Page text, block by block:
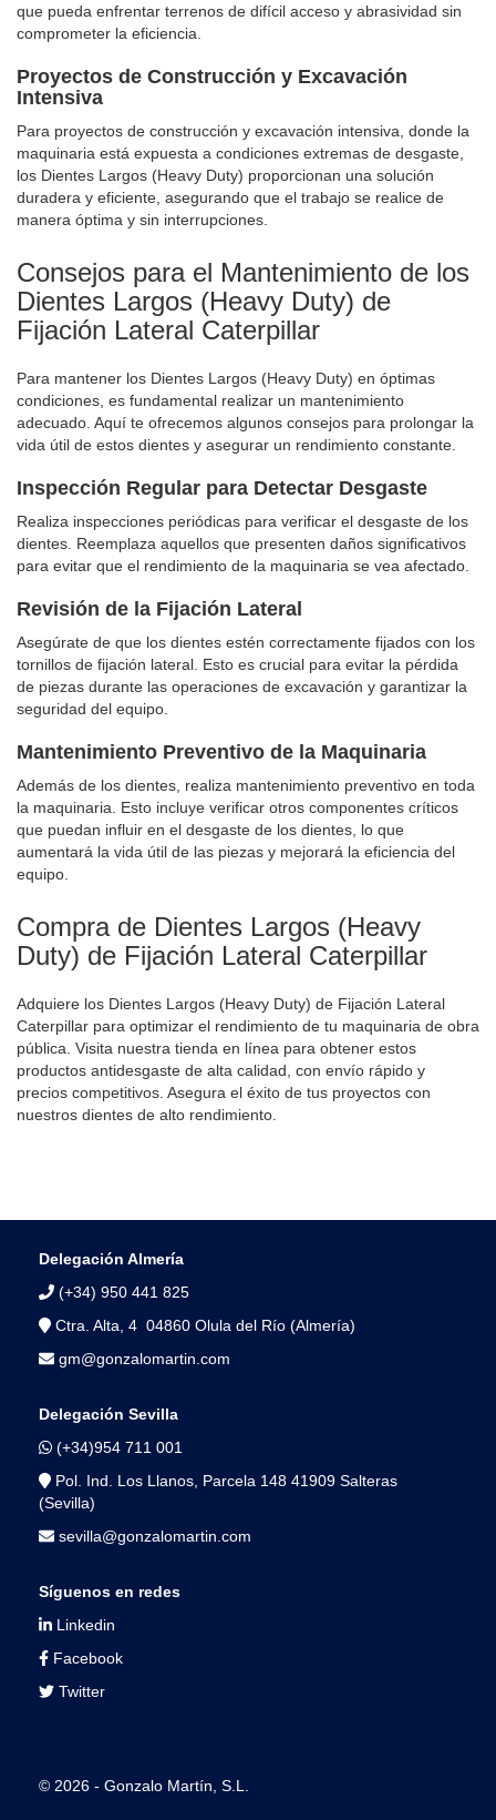
que pueda enfrentar terrenos de difícil acceso y abrasividad sin
comprometer la eficiencia.
Proyectos de Construcción y Excavación
Intensiva
Para proyectos de construcción y excavación intensiva, donde la
maquinaria está expuesta a condiciones extremas de desgaste,
los Dientes Largos (Heavy Duty) proporcionan una solución
duradera y eficiente, asegurando que el trabajo se realice de
manera óptima y sin interrupciones.
Consejos para el Mantenimiento de los
Dientes Largos (Heavy Duty) de
Fijación Lateral Caterpillar
Para mantener los Dientes Largos (Heavy Duty) en óptimas
condiciones, es fundamental realizar un mantenimiento
adecuado. Aquí te ofrecemos algunos consejos para prolongar la
vida útil de estos dientes y asegurar un rendimiento constante.
Inspección Regular para Detectar Desgaste
Realiza inspecciones periódicas para verificar el desgaste de los
dientes. Reemplaza aquellos que presenten daños significativos
para evitar que el rendimiento de la maquinaria se vea afectado.
Revisión de la Fijación Lateral
Asegúrate de que los dientes estén correctamente fijados con los
tornillos de fijación lateral. Esto es crucial para evitar la pérdida
de piezas durante las operaciones de excavación y garantizar la
seguridad del equipo.
Mantenimiento Preventivo de la Maquinaria
Además de los dientes, realiza mantenimiento preventivo en toda
la maquinaria. Esto incluye verificar otros componentes críticos
que puedan influir en el desgaste de los dientes, lo que
aumentará la vida útil de las piezas y mejorará la eficiencia del
equipo.
Compra de Dientes Largos (Heavy
Duty) de Fijación Lateral Caterpillar
Adquiere los Dientes Largos (Heavy Duty) de Fijación Lateral
Caterpillar para optimizar el rendimiento de tu maquinaria de obra
pública. Visita nuestra tienda en línea para obtener estos
productos antidesgaste de alta calidad, con envío rápido y
precios competitivos. Asegura el éxito de tus proyectos con
nuestros dientes de alto rendimiento.
Delegación Almería
(+34) 950 441 825
Ctra. Alta, 4 04860 Olula del Río (Almería)
gm@gonzalomartin.com
Delegación Sevilla
(+34)954 711 001
Pol. Ind. Los Llanos, Parcela 148 41909 Salteras
(Sevilla)
sevilla@gonzalomartin.com
Síguenos en redes
Linkedin
Facebook
Twitter
© 2026 - Gonzalo Martín, S.L.